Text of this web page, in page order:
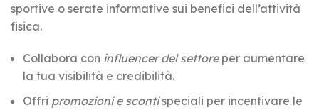
sportive o serate informative sui benefici dell’attività
fisica.
Collabora con influencer del settoreper aumentare
la tua visibilità e credibilità.
Offri promozioni e scontispeciali per incentivare le